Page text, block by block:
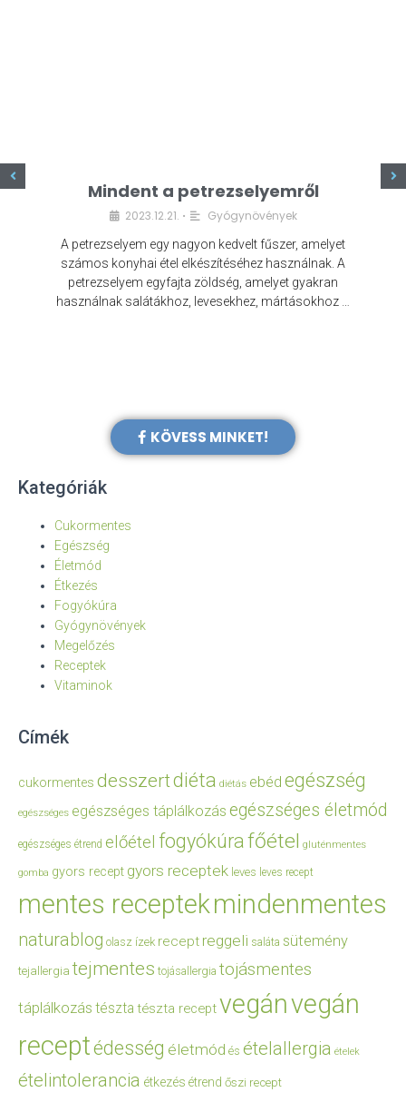
Mindent a petrezselyemről
2023.12.21. • Gyógynövények
A petrezselyem egy nagyon kedvelt fűszer, amelyet
számos konyhai étel elkészítéséhez használnak. A
petrezselyem egyfajta zöldség, amelyet gyakran
használnak salátákhoz, levesekhez, mártásokhoz …
KÖVESS MINKET!
Kategóriák
Cukormentes
Egészség
Életmód
Étkezés
Fogyókúra
Gyógynövények
Megelőzés
Receptek
Vitaminok
Címék
cukormentes desszertdiéta diétás ebéd egészség
egészséges egészséges táplálkozás egészséges életmód
egészséges étrend előétel fogyókúrafőétel gluténmentes
gomba gyors recept gyors receptek leves leves recept
mentes receptekmindenmentes
naturablog olasz ízek recept reggeli saláta sütemény
tejallergia tejmentes tojásallergia tojásmentes
táplálkozás tészta tészta receptvegánvegán
receptédesség életmód és ételallergia ételek
ételintolerancia étkezés étrend őszi recept